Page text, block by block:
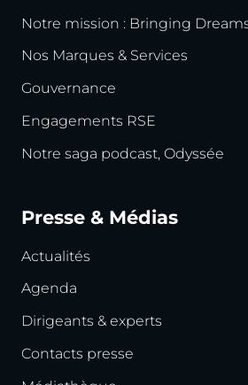
Notre mission : Bringing
Nos Marques & Services
Gouvernance
Engagements RSE
Notre saga podcast, Odyssée
Presse & Médias
Actualités
Agenda
Dirigeants & experts
Contacts presse